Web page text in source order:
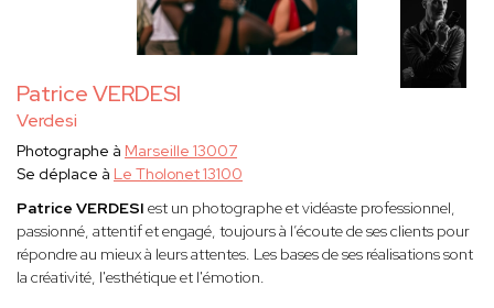
Patrice VERDESI
Verdesi
Photographe à Marseille 13007
Se déplace à Le Tholonet 13100
Patrice VERDESI est un photographe et vidéaste professionnel,
passionné, attentif et engagé, toujours à l’écoute de ses clients pour
répondre au mieux à leurs attentes. Les bases de ses réalisations sont
la créativité, l'esthétique et l'émotion.